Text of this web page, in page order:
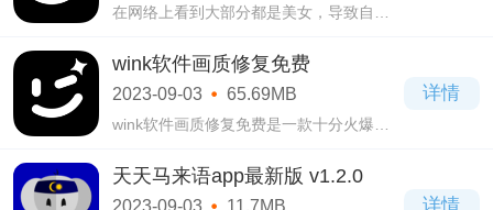
在网络上看到大部分都是美女，导致自己
wink官方版下载v1.5.5.1 安卓最新版拍摄软
件，当你下载安装了之后，也可以成为大
美女，而
wink软件画质修复免费
2023-09-03 65.69MB
wink软件画质修复免费是一款十分火爆的
打造的软件，用户们可以随时进去使用，
没有一点时间和空间限制，保证你们使用
详情
天天马来语app最新版 v1.2.0
详情